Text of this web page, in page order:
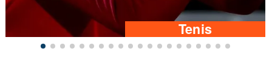
Tenis